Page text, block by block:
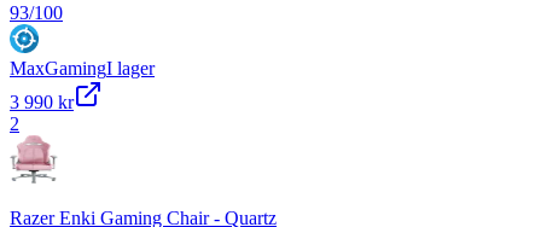
93/100
MaxGamingI lager
3 990 kr
2
Razer Enki Gaming Chair - Quartz